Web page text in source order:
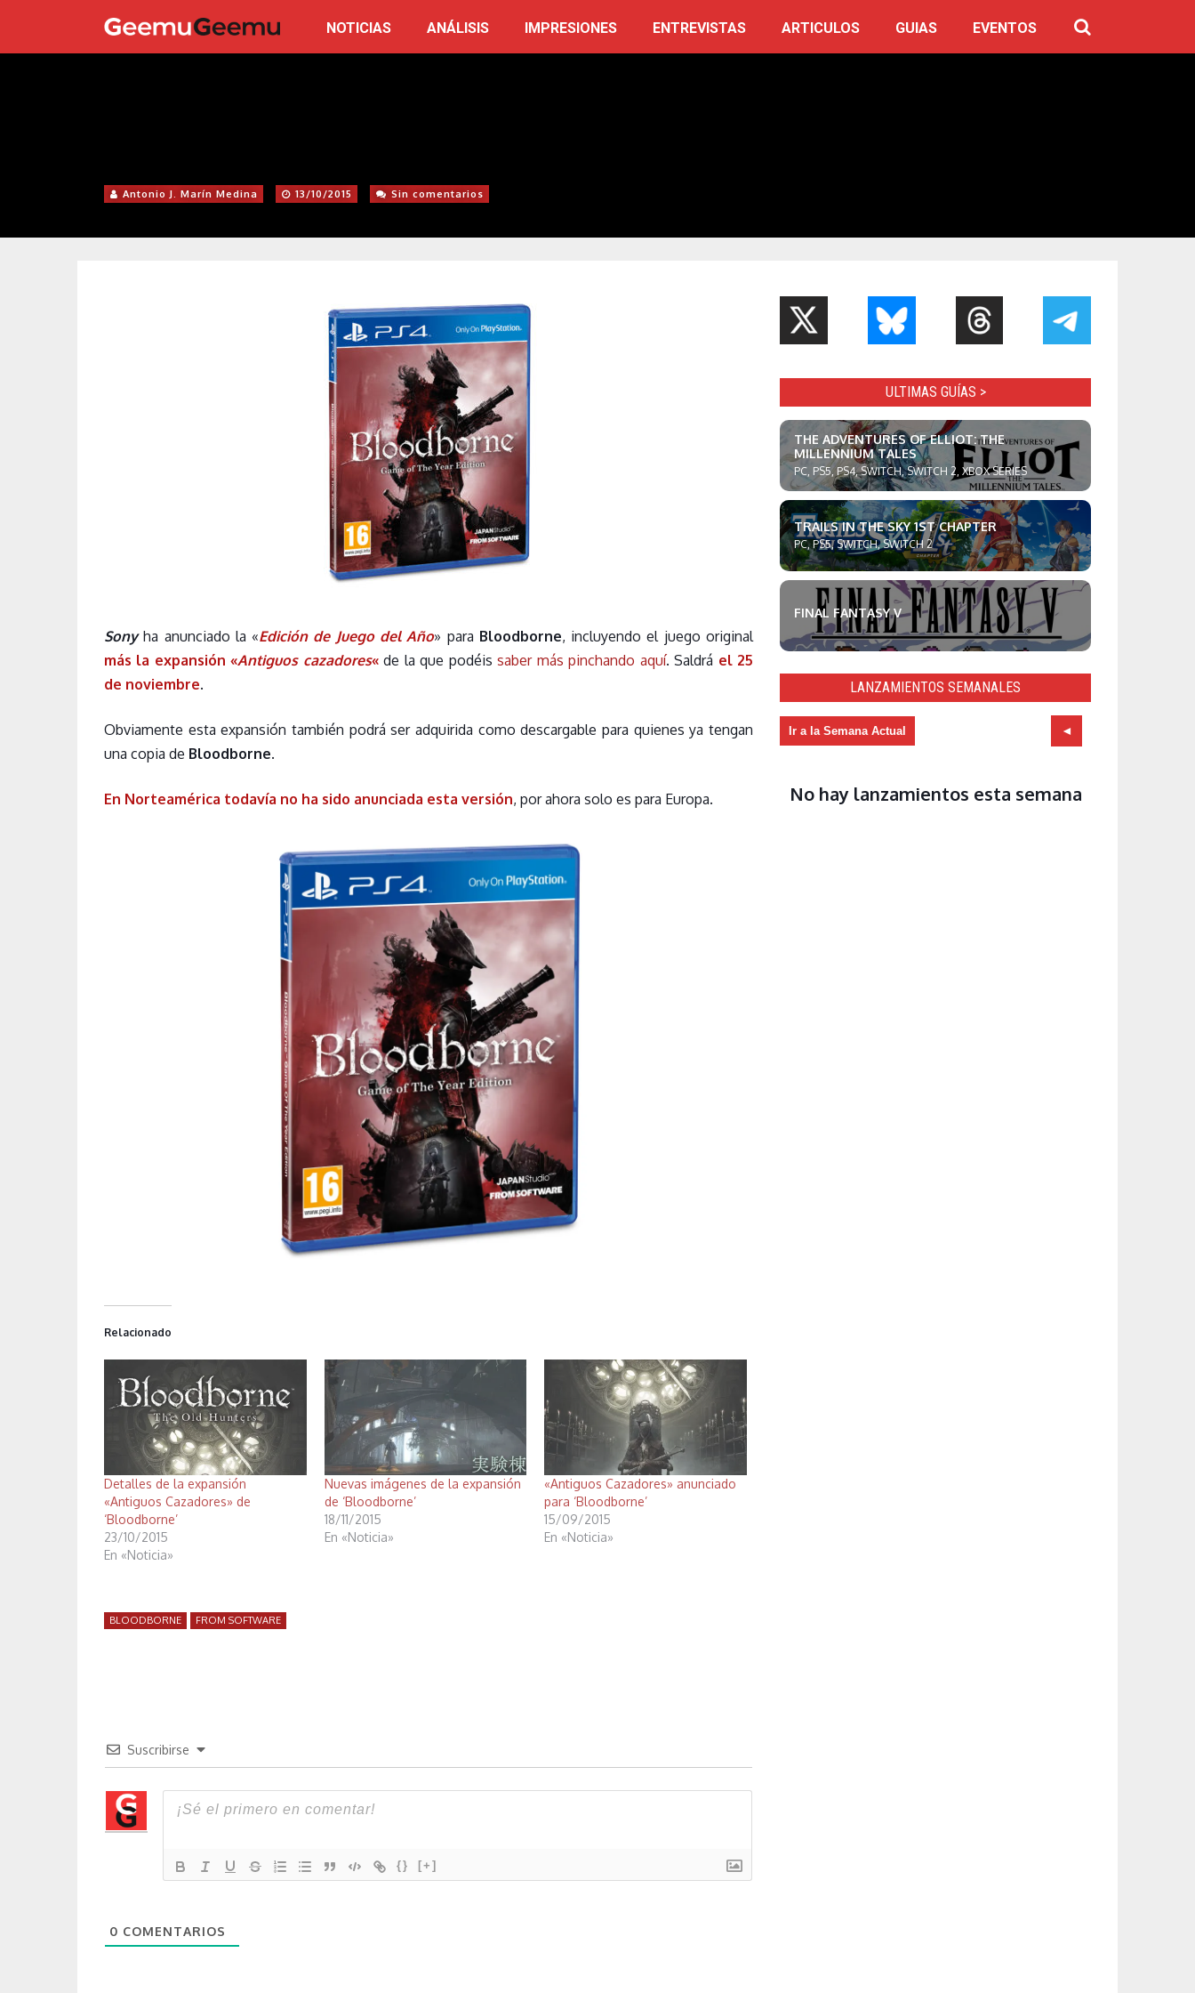
NOTICIAS ANÁLISIS IMPRESIONES ENTREVISTAS ARTICULOS GUIAS EVENTOS
Antonio J. Marín Medina 13/10/2015 Sin comentarios
Sonyha anunciado la «Edición de Juego del Año» para Bloodborne, incluyendo el juego original
más la expansión «Antiguos cazadores« de la que podéissaber más pinchando aquí. Saldrá el 25
de noviembre.
Obviamente esta expansión también podrá ser adquirida como descargable para quienes ya tengan
una copia de Bloodborne.
En Norteamérica todavía no ha sido anunciada esta versión, por ahora solo es para Europa.
Relacionado
Detalles de la expansión
«Antiguos Cazadores» de
‘Bloodborne’
23/10/2015
En «Noticia»
Nuevas imágenes de la expansión
de ‘Bloodborne’
18/11/2015
En «Noticia»
«Antiguos Cazadores» anunciado
para ‘Bloodborne’
15/09/2015
En «Noticia»
BLOODBORNE FROM SOFTWARE
Suscribirse
{} [+]
0 COMENTARIOS
ULTIMAS GUÍAS >
THE ADVENTURES OF ELLIOT: THE
MILLENNIUM TALES
PC, PS5, PS4, SWITCH, SWITCH 2, XBOX SERIES
TRAILS IN THE SKY 1ST CHAPTER
PC, PS5, SWITCH, SWITCH 2
FINAL FANTASY V
LANZAMIENTOS SEMANALES
Ir a la Semana Actual
No hay lanzamientos esta semana